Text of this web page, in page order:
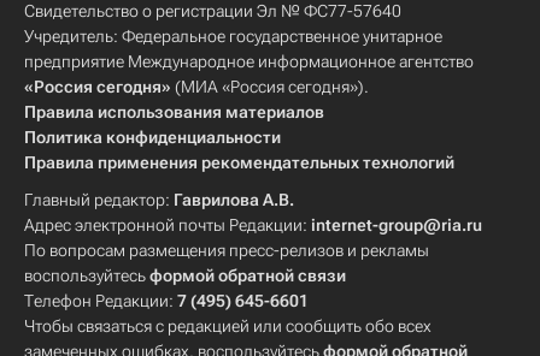
Свидетельство о регистрации Эл № ФС77-57640
Учредитель: Федеральное государственное унитарное
предприятие Международное информационное агентство
«Россия сегодня» (МИА «Россия сегодня»).
Правила использования материалов
Политика конфиденциальности
Правила применения рекомендательных технологий
Главный редактор: Гаврилова А.В.
Адрес электронной почты Редакции: internet-group@ria.ru
По вопросам размещения пресс-релизов и рекламы
воспользуйтесьформой обратной связи
Телефон Редакции: 7 (495) 645-6601
Чтобы связаться с редакцией или сообщить обо всех
замеченных ошибках, воспользуйтесьформой обратной